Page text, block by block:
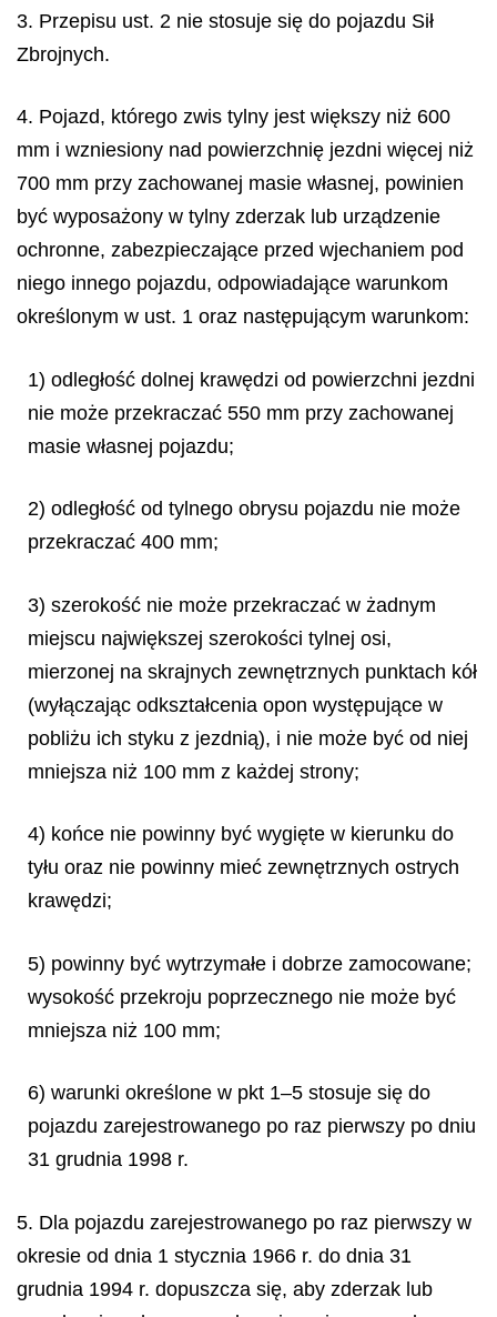
3. Przepisu ust. 2 nie stosuje się do pojazdu Sił
Zbrojnych.
4. Pojazd, którego zwis tylny jest większy niż 600
mm i wzniesiony nad powierzchnię jezdni więcej niż
700 mm przy zachowanej masie własnej, powinien
być wyposażony w tylny zderzak lub urządzenie
ochronne, zabezpieczające przed wjechaniem pod
niego innego pojazdu, odpowiadające warunkom
określonym w ust. 1 oraz następującym warunkom:
1) odległość dolnej krawędzi od powierzchni jezdni
nie może przekraczać 550 mm przy zachowanej
masie własnej pojazdu;
2) odległość od tylnego obrysu pojazdu nie może
przekraczać 400 mm;
3) szerokość nie może przekraczać w żadnym
miejscu największej szerokości tylnej osi,
mierzonej na skrajnych zewnętrznych punktach kół
(wyłączając odkształcenia opon występujące w
pobliżu ich styku z jezdnią), i nie może być od niej
mniejsza niż 100 mm z każdej strony;
4) końce nie powinny być wygięte w kierunku do
tyłu oraz nie powinny mieć zewnętrznych ostrych
krawędzi;
5) powinny być wytrzymałe i dobrze zamocowane;
wysokość przekroju poprzecznego nie może być
mniejsza niż 100 mm;
6) warunki określone w pkt 1–5 stosuje się do
pojazdu zarejestrowanego po raz pierwszy po dniu
31 grudnia 1998 r.
5. Dla pojazdu zarejestrowanego po raz pierwszy w
okresie od dnia 1 stycznia 1966 r. do dnia 31
grudnia 1994 r. dopuszcza się, aby zderzak lub